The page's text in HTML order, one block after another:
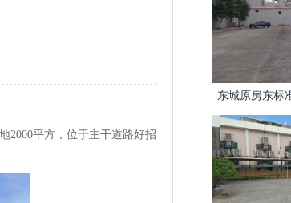
2000平方，位于主干道路好招
东城原房东标
一